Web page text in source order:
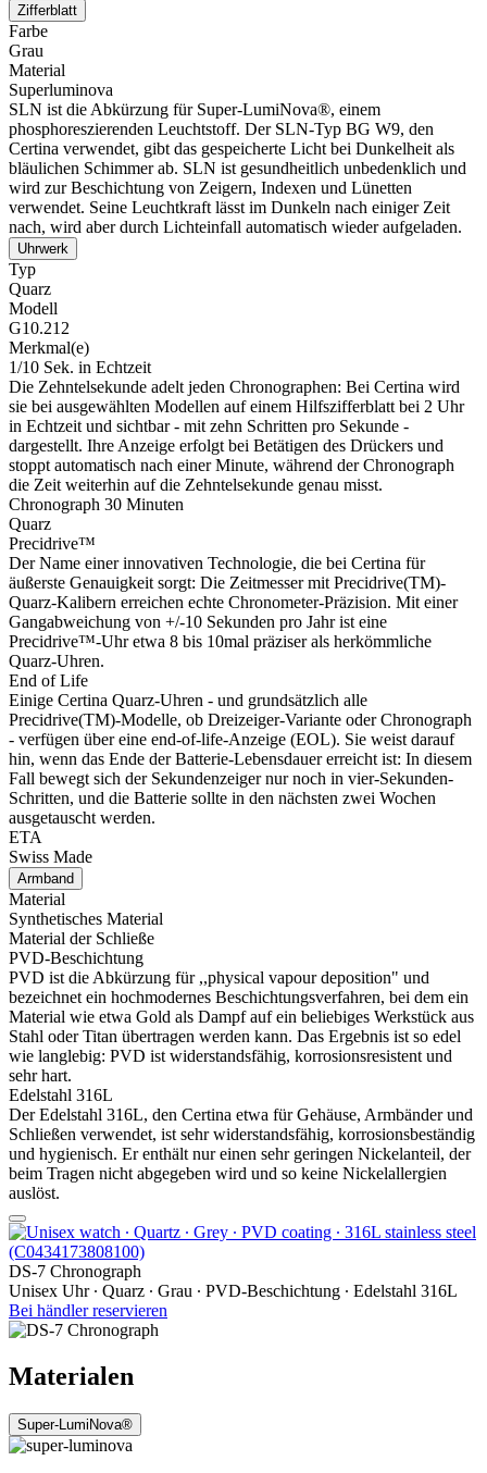
Zifferblatt
Farbe
Grau
Material
Superluminova
SLN ist die Abkürzung für Super-LumiNova®, einem
phosphoreszierenden Leuchtstoff. Der SLN-Typ BG W9, den
Certina verwendet, gibt das gespeicherte Licht bei Dunkelheit als
bläulichen Schimmer ab. SLN ist gesundheitlich unbedenklich und
wird zur Beschichtung von Zeigern, Indexen und Lünetten
verwendet. Seine Leuchtkraft lässt im Dunkeln nach einiger Zeit
nach, wird aber durch Lichteinfall automatisch wieder aufgeladen.
Uhrwerk
Typ
Quarz
Modell
G10.212
Merkmal(e)
1/10 Sek. in Echtzeit
Die Zehntelsekunde adelt jeden Chronographen: Bei Certina wird
sie bei ausgewählten Modellen auf einem Hilfszifferblatt bei 2 Uhr
in Echtzeit und sichtbar - mit zehn Schritten pro Sekunde -
dargestellt. Ihre Anzeige erfolgt bei Betätigen des Drückers und
stoppt automatisch nach einer Minute, während der Chronograph
die Zeit weiterhin auf die Zehntelsekunde genau misst.
Chronograph 30 Minuten
Quarz
Precidrive™
Der Name einer innovativen Technologie, die bei Certina für
äußerste Genauigkeit sorgt: Die Zeitmesser mit Precidrive(TM)-
Quarz-Kalibern erreichen echte Chronometer-Präzision. Mit einer
Gangabweichung von +/-10 Sekunden pro Jahr ist eine
Precidrive™-Uhr etwa 8 bis 10mal präziser als herkömmliche
Quarz-Uhren.
End of Life
Einige Certina Quarz-Uhren - und grundsätzlich alle
Precidrive(TM)-Modelle, ob Dreizeiger-Variante oder Chronograph
- verfügen über eine end-of-life-Anzeige (EOL). Sie weist darauf
hin, wenn das Ende der Batterie-Lebensdauer erreicht ist: In diesem
Fall bewegt sich der Sekundenzeiger nur noch in vier-Sekunden-
Schritten, und die Batterie sollte in den nächsten zwei Wochen
ausgetauscht werden.
ETA
Swiss Made
Armband
Material
Synthetisches Material
Material der Schließe
PVD-Beschichtung
PVD ist die Abkürzung für ,,physical vapour deposition" und
bezeichnet ein hochmodernes Beschichtungsverfahren, bei dem ein
Material wie etwa Gold als Dampf auf ein beliebiges Werkstück aus
Stahl oder Titan übertragen werden kann. Das Ergebnis ist so edel
wie langlebig: PVD ist widerstandsfähig, korrosionsresistent und
sehr hart.
Edelstahl 316L
Der Edelstahl 316L, den Certina etwa für Gehäuse, Armbänder und
Schließen verwendet, ist sehr widerstandsfähig, korrosionsbeständig
und hygienisch. Er enthält nur einen sehr geringen Nickelanteil, der
beim Tragen nicht abgegeben wird und so keine Nickelallergien
auslöst.
DS-7 Chronograph
Unisex Uhr ∙ Quarz ∙ Grau ∙ PVD-Beschichtung ∙ Edelstahl 316L
Bei händler reservieren
Materialen
Super-LumiNova®